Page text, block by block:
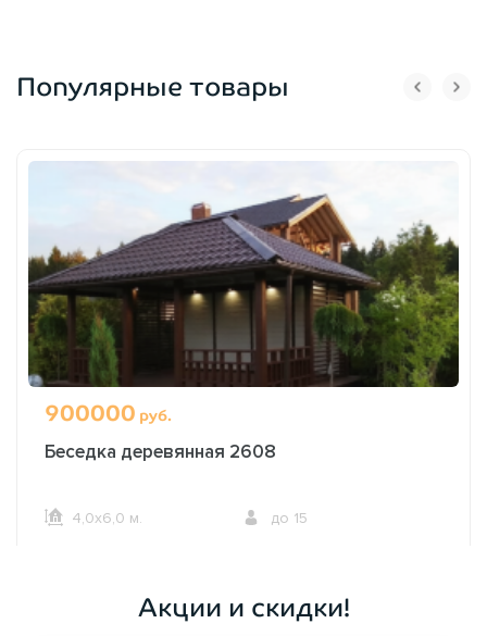
Популярные товары
900000 руб.
Беседка деревянная 2608
4,0х6,0 м. до 15
Акции и скидки!